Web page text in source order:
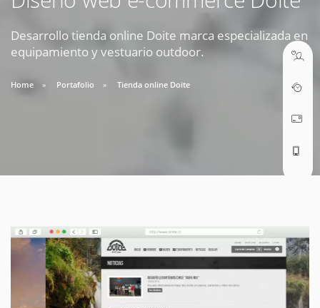
Desarrollo tienda online Doite marca especializada en
equipamiento y vestuario outdoor.
Home Portafolio Tienda online Doite
09:30 AM A 18:30 PM
soporte@webseo.cl